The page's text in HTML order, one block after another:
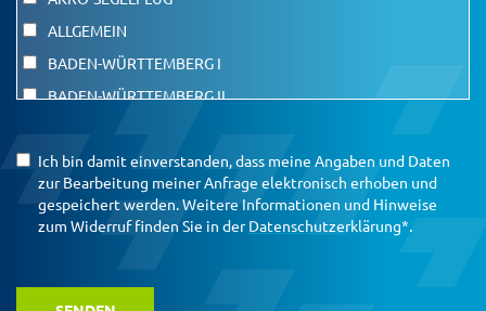
ALLGEMEIN
BADEN-WÜRTTEMBERG I
BADEN-WÜRTTEMBERG II
BADEN-WÜRTTEMBERG IV
BAYERN I
BAYERN II
BAYERN IV
Ich bin damit einverstanden, dass meine Angaben und Daten
zur Bearbeitung meiner Anfrage elektronisch erhoben und
gespeichert werden. Weitere Informationen und Hinweise
zum Widerruf finden Sie in derDatenschutzerklärung*.